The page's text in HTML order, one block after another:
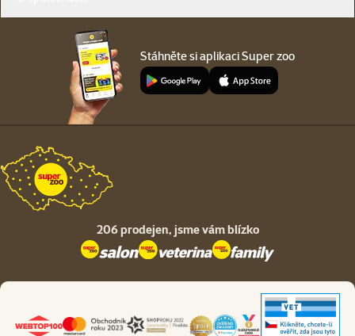
Stáhněte si aplikaci Super zoo
206 prodejen, jsme vám blízko